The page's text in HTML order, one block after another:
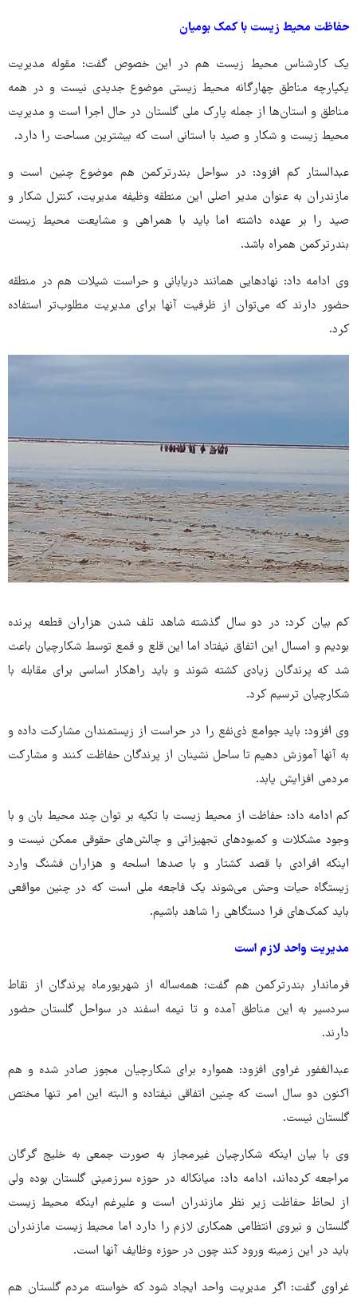
حفاظت محیط زیست با کمک بومیان
یک کارشناس محیط زیست هم در این خصوص گفت: مقوله مدیریت
یکپارچه مناطق چهارگانه محیط زیستی موضوع جدیدی نیست و در همه
مناطق و استان‌ها از جمله پارک ملی گلستان در حال اجرا است و مدیریت
محیط زیست و شکار و صید با استانی است که بیشترین مساحت را دارد.
عبدالستار کم افزود: در سواحل بندرترکمن هم موضوع چنین است و
مازندران به عنوان مدیر اصلی این منطقه وظیفه مدیریت، کنترل شکار و
صید را بر عهده داشته اما باید با همراهی و مشایعت محیط زیست
بندرترکمن همراه باشد.
وی ادامه داد: نهادهایی همانند دریابانی و حراست شیلات هم در منطقه
حضور دارند که می‌توان از ظرفیت آنها برای مدیریت مطلوب‌تر استفاده
کرد.
کم بیان کرد: در دو سال گذشته شاهد تلف شدن هزاران قطعه پرنده
بودیم و امسال این اتفاق نیفتاد اما این قلع و قمع توسط شکارچیان باعث
شد که پرندگان زیادی کشته شوند و باید راهکار اساسی برای مقابله با
شکارچیان ترسیم کرد.
وی افزود: باید جوامع ذی‌نفع را در حراست از زیستمندان مشارکت داده و
به آنها آموزش دهیم تا ساحل نشینان از پرندگان حفاظت کنند و مشارکت
مردمی افزایش یابد.
کم ادامه داد: حفاظت از محیط زیست با تکیه بر توان چند محیط بان و با
وجود مشکلات و کمبودهای تجهیزاتی و چالش‌های حقوقی ممکن نیست و
اینکه افرادی با قصد کشتار و با صدها اسلحه و هزاران فشنگ وارد
زیستگاه حیات وحش می‌شوند یک فاجعه ملی است که در چنین مواقعی
باید کمک‌های فرا دستگاهی را شاهد باشیم.
مدیریت واحد لازم است
فرماندار بندرترکمن هم گفت: همه‌ساله از شهریورماه پرندگان از نقاط
سردسیر به این مناطق آمده و تا نیمه اسفند در سواحل گلستان حضور
دارند.
عبدالغفور غراوی افزود: همواره برای شکارچیان مجوز صادر شده و هم
اکنون دو سال است که چنین اتفاقی نیفتاده و البته این امر تنها مختص
گلستان نیست.
وی با بیان اینکه شکارچیان غیرمجاز به صورت جمعی به خلیج گرگان
مراجعه کرده‌اند، ادامه داد: میانکاله در حوزه سرزمینی گلستان بوده ولی
از لحاظ حفاظت زیر نظر مازندران است و علیرغم اینکه محیط زیست
گلستان و نیروی انتظامی همکاری لازم را دارد اما محیط زیست مازندران
باید در این زمینه ورود کند چون در حوزه وظایف آنها است.
غراوی گفت: اگر مدیریت واحد ایجاد شود که خواسته مردم گلستان هم